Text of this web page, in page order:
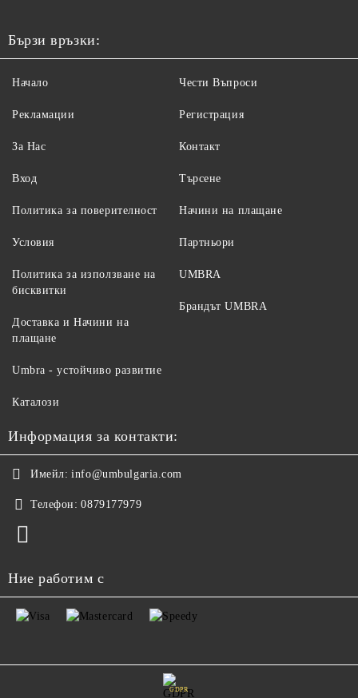
Бързи връзки:
Начало
Рекламации
За Нас
Вход
Чести Въпроси
Регистрация
Контакт
Търсене
Политика за поверителност
Условия
Политика за използване на
бисквитки
Доставка и Начини на
плащане
Начини на плащане
Партньори
UMBRA
Брандът UMBRA
Umbra - устойчиво развитие
Каталози
Информация за контакти:
Имейл: info@umbulgaria.com
Телефон: 0879177979
Ние работим с
GDPR